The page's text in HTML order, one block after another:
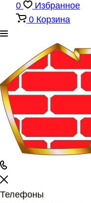
0
Избранное
0 Корзина
Телефоны